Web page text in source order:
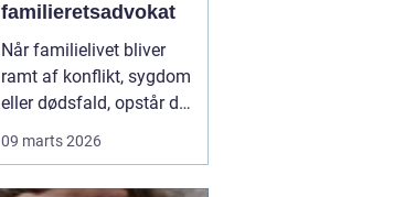
familieretsadvokat
Når familielivet bliver
ramt af konflikt, sygdom
eller dødsfald, opstår der
09 marts 2026